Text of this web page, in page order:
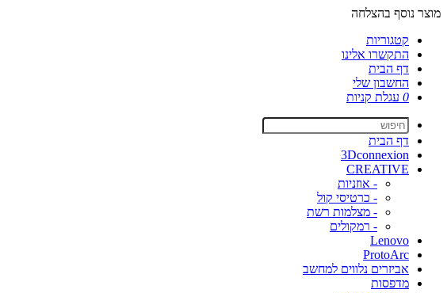
מוצר נוסף בהצלחה
קטגוריות
התקשרו אלינו
דף הבית
החשבון שלי
0 עגלת קניות
דף הבית
3Dconnexion
CREATIVE
- אוזניות
- כרטיסי קול
- מצלמות רשת
- רמקולים
Lenovo
ProtoArc
אביזרים נלווים למחשב
מדפסות